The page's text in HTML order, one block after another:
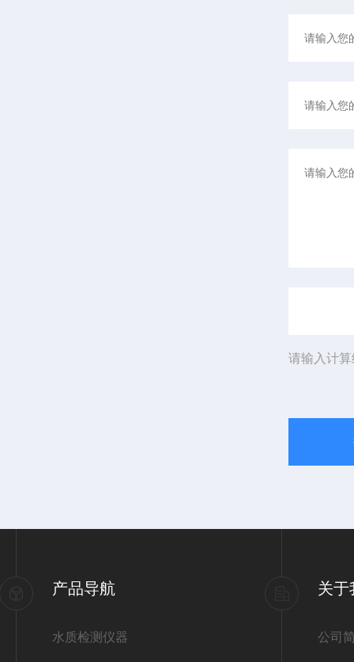
请输入计
产品导航
水质检测仪器
关于
公司